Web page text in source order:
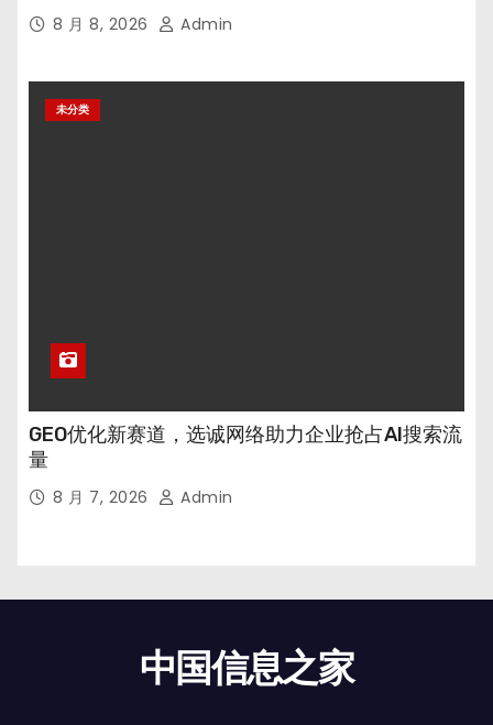
8 月 8, 2026 Admin
未分类
GEO优化新赛道，选诚网络助力企业抢占AI搜索流
量
8 月 7, 2026 Admin
中国信息之家